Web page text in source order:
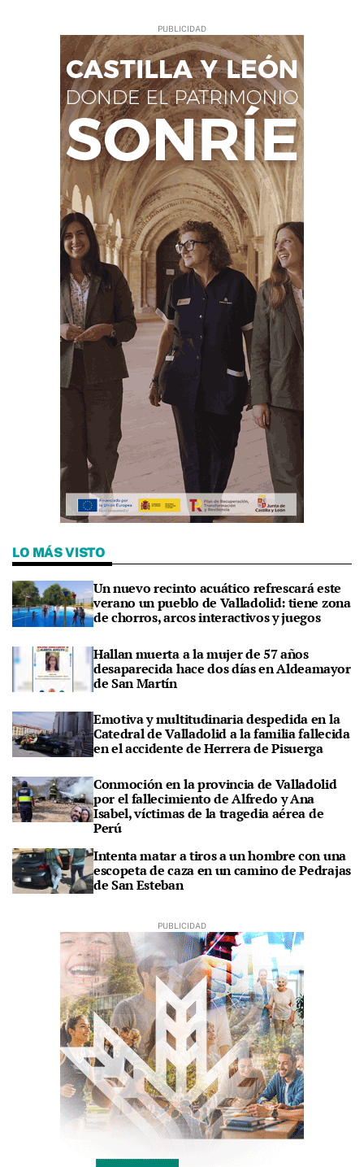
LO MÁS VISTO
Un nuevo recinto acuático refrescará este
verano un pueblo de Valladolid: tiene zona
de chorros, arcos interactivos y juegos
Hallan muerta a la mujer de 57 años
desaparecida hace dos días en Aldeamayor
de San Martín
Emotiva y multitudinaria despedida en la
Catedral de Valladolid a la familia fallecida
en el accidente de Herrera de Pisuerga
Conmoción en la provincia de Valladolid
por el fallecimiento de Alfredo y Ana
Isabel, víctimas de la tragedia aérea de
Perú
Intenta matar a tiros a un hombre con una
escopeta de caza en un camino de Pedrajas
de San Esteban